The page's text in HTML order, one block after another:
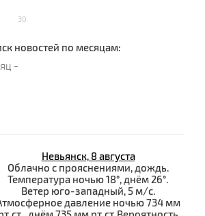
30
новостей по месяцам:
Невьянск, 8 августа
Облачно с прояснениями, дождь.
Температура ночью 18°, днём 26°.
Ветер юго-западный, 5 м/с.
давление ночью 734 мм